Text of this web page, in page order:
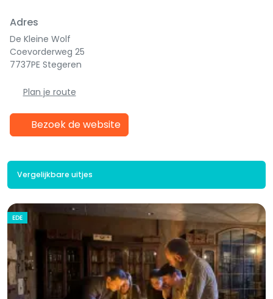
Adres
De Kleine Wolf
Coevorderweg 25
7737PE Stegeren
Plan je route
Bezoek de website
Vergelijkbare uitjes
EDE